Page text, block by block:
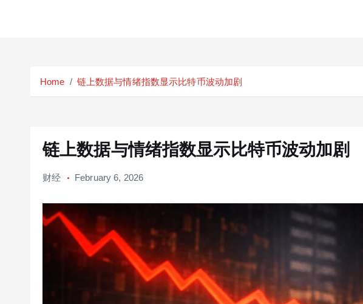
Home 链上数据与情绪指数显示比特币波动加剧
链上数据与情绪指数显示比特币波动加剧
财经 February 6, 2026